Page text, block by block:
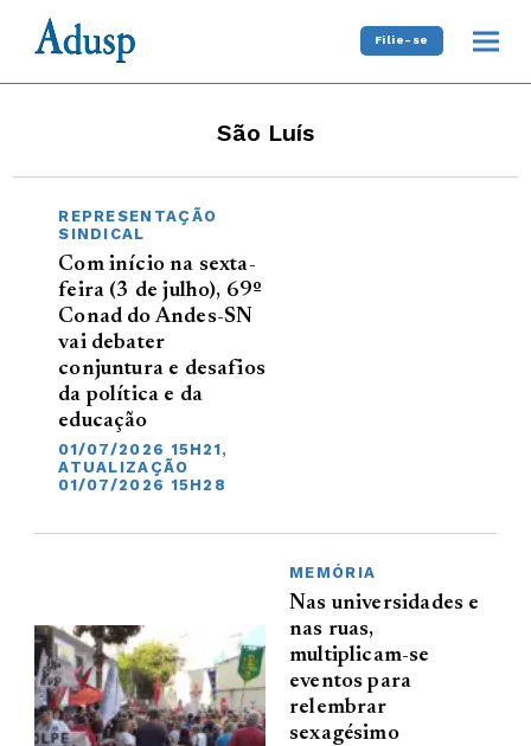
Filie-se
São Luís
REPRESENTAÇÃO
SINDICAL
Com início na sexta-
feira (3 de julho), 69º
Conad do Andes-SN
vai debater
conjuntura e desafios
da política e da
educação
01/07/2026 15H21,
ATUALIZAÇÃO
01/07/2026 15H28
MEMÓRIA
Nas universidades e
nas ruas,
multiplicam-se
eventos para
relembrar
sexagésimo